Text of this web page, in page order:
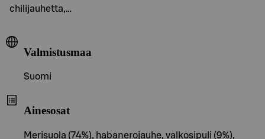
chilijauhetta,…
Valmistusmaa
Suomi
Ainesosat
Merisuola (74%), habanerojauhe, valkosipuli (9%),